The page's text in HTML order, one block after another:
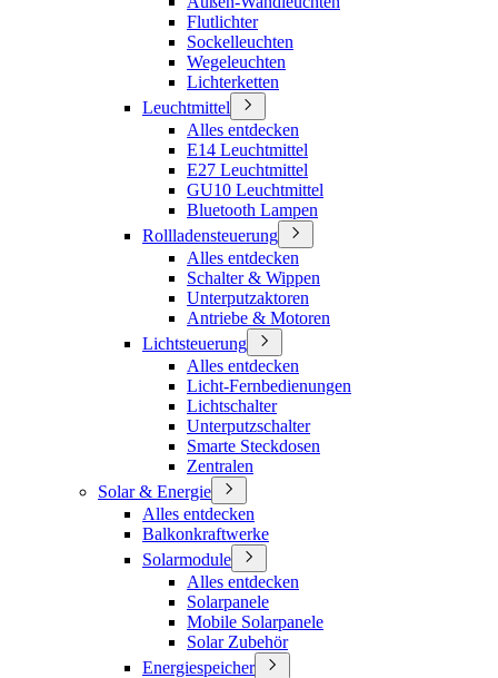
Flutlichter
Sockelleuchten
Wegeleuchten
Lichterketten
Leuchtmittel
Alles entdecken
E14 Leuchtmittel
E27 Leuchtmittel
GU10 Leuchtmittel
Bluetooth Lampen
Rollladensteuerung
Alles entdecken
Schalter & Wippen
Unterputzaktoren
Antriebe & Motoren
Lichtsteuerung
Alles entdecken
Licht-Fernbedienungen
Lichtschalter
Unterputzschalter
Smarte Steckdosen
Zentralen
Solar & Energie
Alles entdecken
Balkonkraftwerke
Solarmodule
Alles entdecken
Solarpanele
Mobile Solarpanele
Solar Zubehör
Energiespeicher